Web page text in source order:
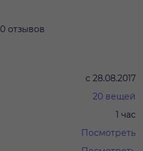
0 отзывов
с 28.08.2017
20 вещей
1 час
Посмотреть